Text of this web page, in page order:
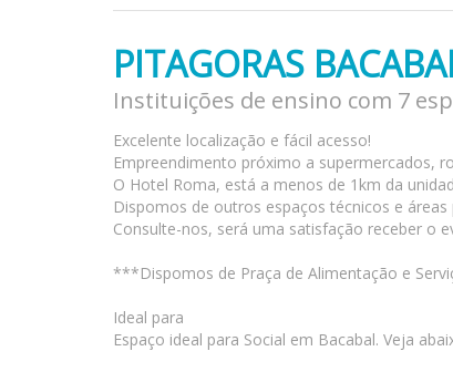
PITAGORAS
Instituições de ensino com 7
Excelente localização e fácil acesso!
Empreendimento próximo a supermercados,
O Hotel Roma, está a menos de 1km da
Dispomos de outros espaços técnicos e
Consulte-nos, será uma satisfação receber o
***Dispomos de Praça de Alimentação e
Ideal para
Espaço ideal para Social em Bacabal. Veja